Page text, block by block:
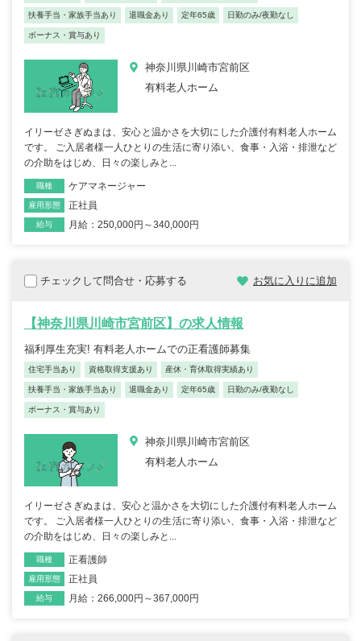
扶養手当・家族手当あり 退職金あり 定年65歳 日勤のみ/夜勤なし
ボーナス・賞与あり
神奈川県川崎市宮前区
有料老人ホーム
イリーゼさぎぬまは、安心と温かさを大切にした介護付有料老人ホーム
です。 ご入居者様一人ひとりの生活に寄り添い、食事・入浴・排泄など
の介助をはじめ、日々の楽しみと...
職種 ケアマネージャー
雇用形態 正社員
給与 月給：250,000円～340,000円
チェックして問合せ・応募する お気に入りに追加
【神奈川県川崎市宮前区】の求人情報
福利厚生充実! 有料老人ホームでの正看護師募集
住宅手当あり 資格取得支援あり 産休・育休取得実績あり
扶養手当・家族手当あり 退職金あり 定年65歳 日勤のみ/夜勤なし
ボーナス・賞与あり
神奈川県川崎市宮前区
有料老人ホーム
イリーゼさぎぬまは、安心と温かさを大切にした介護付有料老人ホーム
です。 ご入居者様一人ひとりの生活に寄り添い、食事・入浴・排泄など
の介助をはじめ、日々の楽しみと...
職種 正看護師
雇用形態 正社員
給与 月給：266,000円～367,000円